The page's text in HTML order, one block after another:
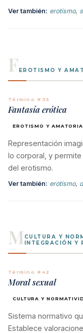
Ver también: erotismo,
FEROTISMO Y
Término #35
Fantasía erótica
EROTISMO Y AMATORIA
Representación
lo corporal, y
del erotismo.
Ver también: erotismo,
M CULTURA Y
INTEGRACIÓN Y
Término #42
Moral sexual
CULTURA Y
Sistema normativo
Establece